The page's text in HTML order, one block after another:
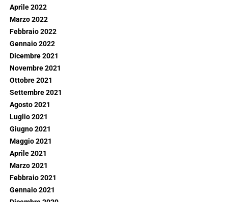
Aprile 2022
Marzo 2022
Febbraio 2022
Gennaio 2022
Dicembre 2021
Novembre 2021
Ottobre 2021
Settembre 2021
Agosto 2021
Luglio 2021
Giugno 2021
Maggio 2021
Aprile 2021
Marzo 2021
Febbraio 2021
Gennaio 2021